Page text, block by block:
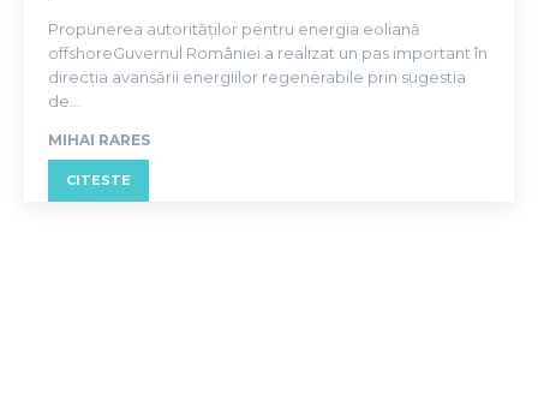
Propunerea autorităților pentru energia eoliană
offshoreGuvernul României a realizat un pas important în
direcția avansării energiilor regenerabile prin sugestia
de...
MIHAI RARES
CITESTE